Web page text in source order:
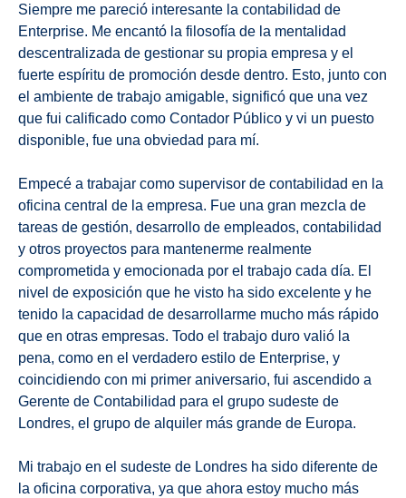
Siempre me pareció interesante la contabilidad de
Enterprise. Me encantó la filosofía de la mentalidad
descentralizada de gestionar su propia empresa y el
fuerte espíritu de promoción desde dentro. Esto, junto con
el ambiente de trabajo amigable, significó que una vez
que fui calificado como Contador Público y vi un puesto
disponible, fue una obviedad para mí.
Empecé a trabajar como supervisor de contabilidad en la
oficina central de la empresa. Fue una gran mezcla de
tareas de gestión, desarrollo de empleados, contabilidad
y otros proyectos para mantenerme realmente
comprometida y emocionada por el trabajo cada día. El
nivel de exposición que he visto ha sido excelente y he
tenido la capacidad de desarrollarme mucho más rápido
que en otras empresas. Todo el trabajo duro valió la
pena, como en el verdadero estilo de Enterprise, y
coincidiendo con mi primer aniversario, fui ascendido a
Gerente de Contabilidad para el grupo sudeste de
Londres, el grupo de alquiler más grande de Europa.
Mi trabajo en el sudeste de Londres ha sido diferente de
la oficina corporativa, ya que ahora estoy mucho más